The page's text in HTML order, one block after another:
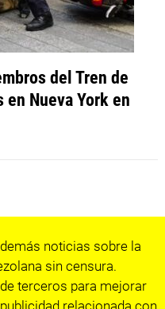
del Tren de
Nueva York en
noticias sobre la
sin censura.
terceros para mejorar